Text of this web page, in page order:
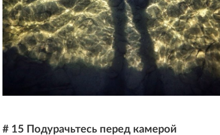
# 15 Подурачьтесь перед камерой